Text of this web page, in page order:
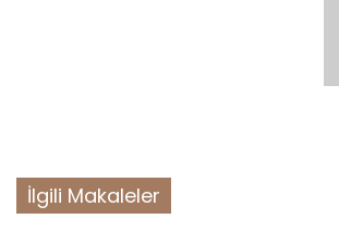
İlgili Makaleler